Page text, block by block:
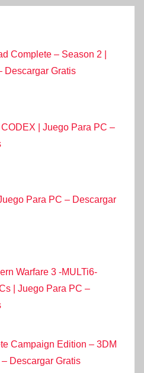
Complete – Season 2 |
Descargar Gratis
| Juego Para PC –
Para PC – Descargar
Warfare 3 -MULTi6-
| Juego Para PC –
Campaign Edition – 3DM
– Descargar Gratis